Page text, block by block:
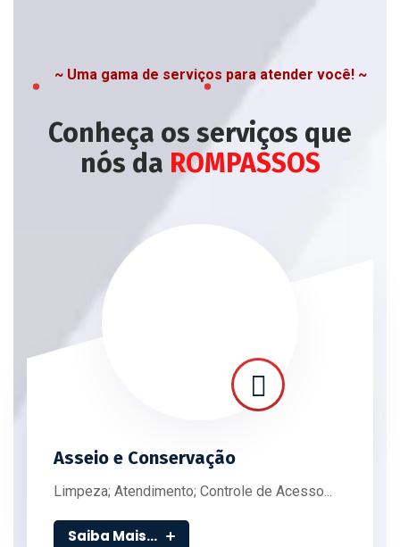
~ Uma gama de serviços para atender você! ~
Conheça os serviços que
nós da ROMPASSOS
Asseio e Conservação
Limpeza; Atendimento; Controle de Acesso...
Saiba Mais...